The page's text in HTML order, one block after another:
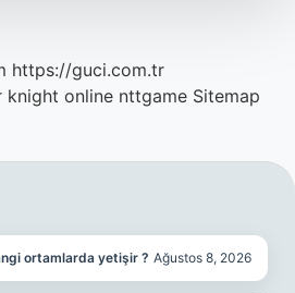
https://guci.com.tr
knight online nttgame Sitemap
ortamlarda yetişir ? Ağustos 8, 2026